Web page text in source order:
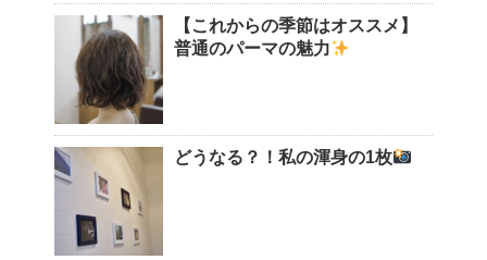
【これからの季節はオススメ】
普通のパーマの魅力
どうなる？！私の渾身の1枚